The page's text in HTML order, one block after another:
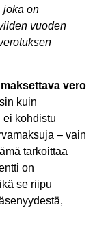
joka on
vuoden
vero
kuin
ei kohdistu
– vain
tarkoittaa
on
se riipu